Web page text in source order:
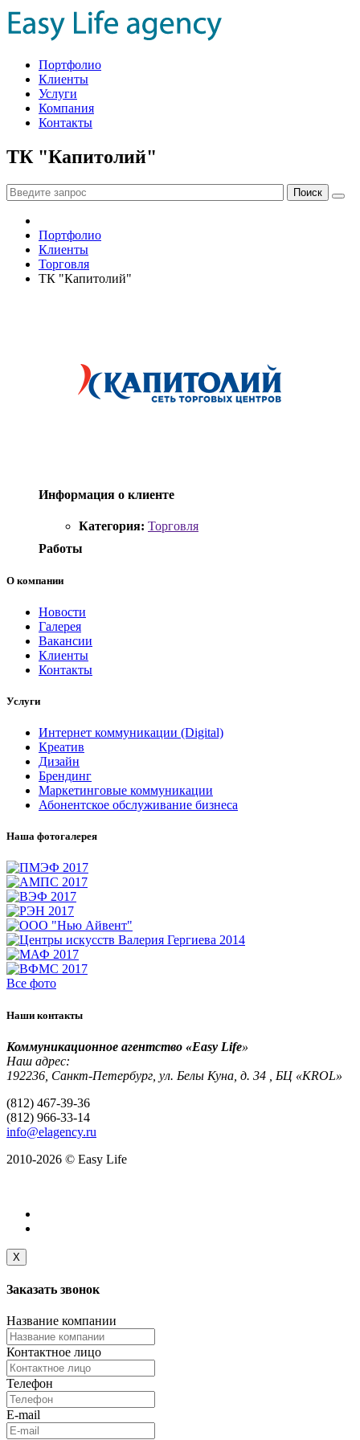
Портфолио
Клиенты
Услуги
Компания
Контакты
ТК "Капитолий"
Портфолио
Клиенты
Торговля
ТК "Капитолий"
Информация о клиенте
Категория: Торговля
Работы
О компании
Новости
Галерея
Вакансии
Клиенты
Контакты
Услуги
Интернет коммуникации (Digital)
Креатив
Дизайн
Брендинг
Маркетинговые коммуникации
Абонентское обслуживание бизнеса
Наша фотогалерея
Все фото
Наши контакты
Коммуникационное агентство «Easy Life»
Наш адрес:
192236, Санкт-Петербург, ул. Белы Куна, д. 34 , БЦ «KROL»
(812) 467-39-36
(812) 966-33-14
info@elagency.ru
2010-2026 © Easy Life
X
Заказать звонок
Название компании
Контактное лицо
Телефон
E-mail